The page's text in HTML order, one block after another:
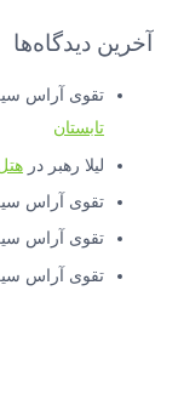
آخرین دیدگاه‌ها
تقوی آراس
تابستان
لیلا رهبر در
تقوی آراس
تقوی آراس
تقوی آراس